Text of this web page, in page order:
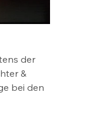
der
&
bei den